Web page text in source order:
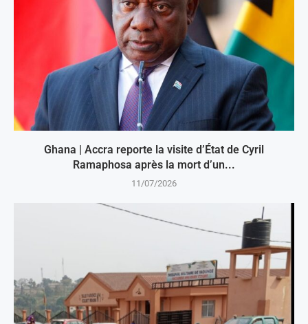
Ghana | Accra reporte la visite d’État de Cyril
Ramaphosa après la mort d’un...
11/07/2026